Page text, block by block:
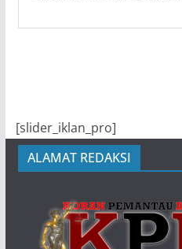
[slider_iklan_pro]
ALAMAT REDAKSI